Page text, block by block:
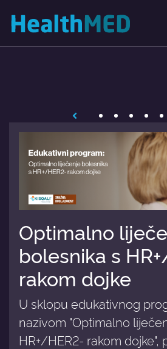
Optimalno
bolesnika s
rakom dojke
U sklopu edukativnog
nazivom "Optimalno
HR+/HER2- rakom dojke",